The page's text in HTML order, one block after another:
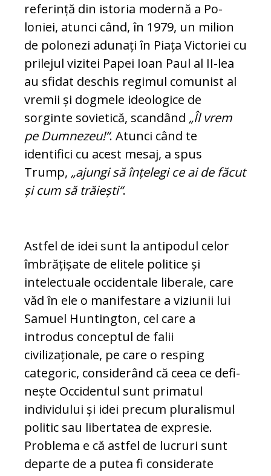
referință din istoria modernă a Po­
loniei, atunci când, în 1979, un milion
de polonezi adunați în Piața Victoriei cu
prilejul vizitei Papei Ioan Paul al II-lea
au sfidat deschis regimul comunist al
vremii și dogmele ideologice de
sorginte sovie­ti­că, scandând „Îl vrem
pe Dumnezeu!“. Atunci când te
identifici cu acest mesaj, a spus
Trump, „ajungi să înțelegi ce ai de făcut
și cum să trăiești“.
Astfel de idei sunt la antipodul celor
îmbrățișate de elitele po­litice și
intelectuale occidentale liberale, care
văd în ele o ma­ni­festare a viziunii lui
Samuel Hun­tington, cel care a
introdus conceptul de falii
civilizaționale, pe care o resping
categoric, considerând că ceea ce defi­
neș­te Occidentul sunt primatul
individului și idei precum pluralismul
politic sau liber­tatea de expresie.
Problema e că astfel de lucruri sunt
departe de a putea fi con­si­derate